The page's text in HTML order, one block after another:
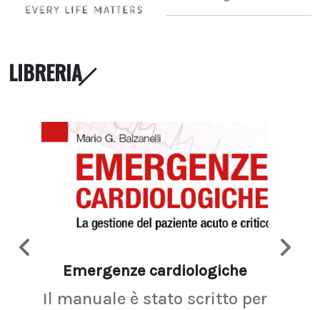
LIBRERIA
Emergenze cardiologiche
Il manuale è stato scritto per